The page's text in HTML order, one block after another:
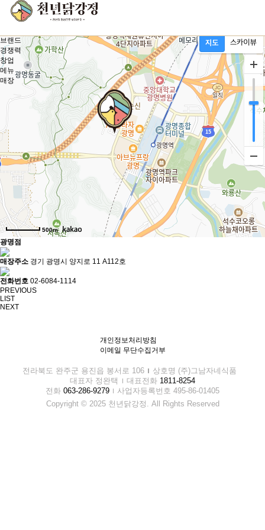
브랜드
경쟁력
창업
메뉴
매장
광명점
지도보기
500m
광명점
매장주소 경기 광명시 양지로 11 A112호
전화번호 02-6084-1114
PREVIOUS
LIST
NEXT
개인정보처리방침
이메일 무단수집거부
전라북도 완주군 용진읍 봉서로 106
상호명 (주)그남자네식품
대표자 정완택
대표전화 1811-8254
전화 063-286-9279
사업자등록번호 495-86-01405
Copyright © 2025 천년닭강정. All Rights Reserved